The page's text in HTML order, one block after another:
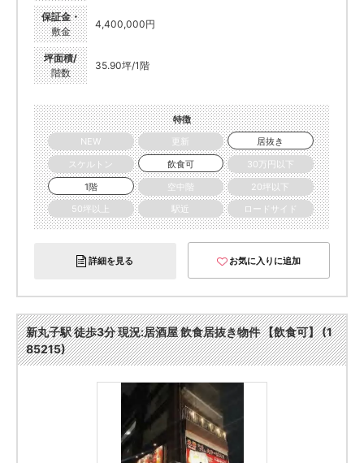
保証金・
敷金
4,400,000円
坪面積/
階数
35.90坪/1階
特徴
NEW
更新
居抜き
スケルトン
飲食可
30万円以下
1階
空中階
20坪以下
50坪以上
駅近 ロードサイド
詳細を見る お気に入りに追加
新丸子駅 徒歩3分 現況:居酒屋 飲食居抜き物件 【飲食可】 (1
85215)